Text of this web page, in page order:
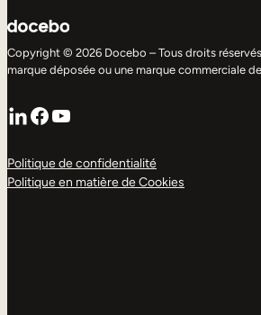
Copyright © 2026 Docebo – Tous droits
marque déposée ou une marque commerciale
LinkedIn
Facebook
YouTube
Politique de confidentialité
Politique en matière de Cookies